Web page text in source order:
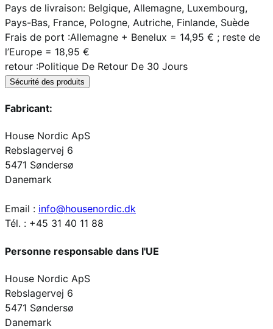
Pays de livraison: Belgique, Allemagne, Luxembourg,
Pays-Bas, France, Pologne, Autriche, Finlande, Suède
Frais de port :Allemagne + Benelux = 14,95 € ; reste de
l’Europe = 18,95 €
retour :Politique De Retour De 30 Jours
Sécurité des produits
Fabricant:
House Nordic ApS
Rebslagervej 6
5471 Søndersø
Danemark
Email : info@housenordic.dk
Tél. : +45 31 40 11 88
Personne responsable dans l'UE
House Nordic ApS
Rebslagervej 6
5471 Søndersø
Danemark